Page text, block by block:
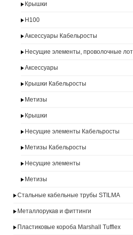
Крышки
H100
Аксессуары Кабельросты
Несущие элементы, проволочные
Аксессуары
Крышки Кабельросты
Метизы
Крышки
Несущие элементы Кабельросты
Метизы Кабельросты
Несущие элементы
Метизы
Стальные кабельные трубы STILMA
Металлорукав и фиттинги
Пластиковые короба Marshall Tufflex